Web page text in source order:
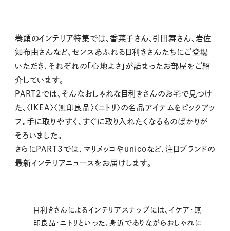
巻頭のインテリア特集では、香菜子さん、引田舞さん、岩佐
知布由さんなど、センスあふれる目利きさんたちにご登場
いただき、それぞれの「心地よさ」が詰まったお部屋をご紹
介しています。
PART2では、そんなおしゃれな目利きさんのお宅で見つけ
た、〈IKEA〉〈無印良品〉〈ニトリ〉の名品アイテムをピックアッ
プ。手に取りやすく、すぐに取り入れたくなるものばかりが
そろいました。
さらにPART3では、マリメッコやunicoなど、注目ブランドの
最新インテリアニュースをお届けします。
目利きさんによるインテリアスナップには、イケア・無
印良品・ニトリといった、身近でありながらおしゃれに